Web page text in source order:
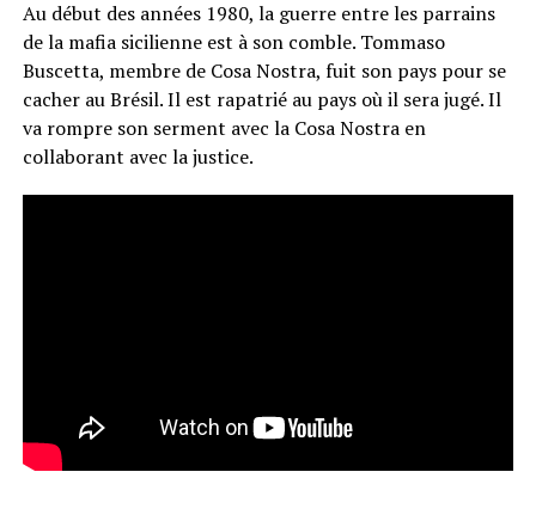
Au début des années 1980, la guerre entre les parrains
de la mafia sicilienne est à son comble. Tommaso
Buscetta, membre de Cosa Nostra, fuit son pays pour se
cacher au Brésil. Il est rapatrié au pays où il sera jugé. Il
va rompre son serment avec la Cosa Nostra en
collaborant avec la justice.